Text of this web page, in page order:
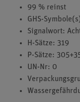
99 % reinst
GHS-
Signalwort:
H-Sätze: 319
P-Sätze:
UN-Nr: 0